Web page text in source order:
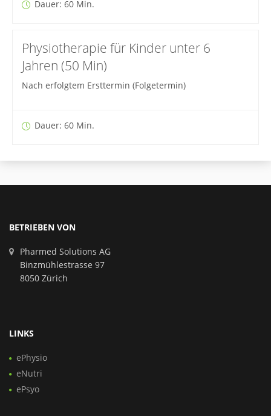
Dauer: 60 Min.
Physiotherapie für Kinder unter 6
Jahren (50 Min)
Nach erfolgtem Ersttermin (Folgetermin)
Dauer: 60 Min.
BETRIEBEN VON
Pharmed Solutions AG
Binzmühlestrasse 97
8050 Zürich
LINKS
ePhysio
eNutri
ePsyo